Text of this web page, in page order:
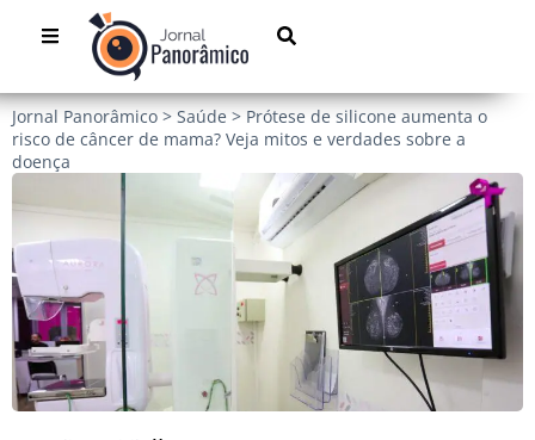
Jornal Panorâmico > Saúde > Prótese de silicone aumenta o
risco de câncer de mama? Veja mitos e verdades sobre a
doença